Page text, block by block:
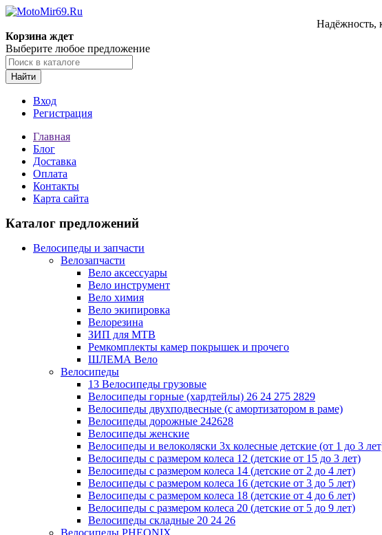
Надёжность,
Корзина ждет
Выберите любое предложение
Найти
Вход
Регистрация
Главная
Блог
Доставка
Оплата
Контакты
Карта сайта
Каталог предложений
Велосипеды и запчасти
Велозапчасти
Вело аксессуары
Вело инструмент
Вело химия
Вело экипировка
Велорезина
ЗИП для MTB
Ремкомплекты камер покрышек и прочего
ШЛЕМА Вело
Велосипеды
13 Велосипеды грузовые
Велосипеды горные (хардтейлы) 26 24 275 2829
Велосипеды двухподвесные (с амортизатором в раме)
Велосипеды дорожные 242628
Велосипеды женские
Велосипеды и велоколяски 3х колесные детские (от 1 до 3
Велосипеды с размером колеса 12 (детские от 15 до 3 лет)
Велосипеды с размером колеса 14 (детские от 2 до 4 лет)
Велосипеды с размером колеса 16 (детские от 3 до 5 лет)
Велосипеды с размером колеса 18 (детские от 4 до 6 лет)
Велосипеды с размером колеса 20 (детские от 5 до 9 лет)
Велосипеды складные 20 24 26
Велосипеды PHEONIX